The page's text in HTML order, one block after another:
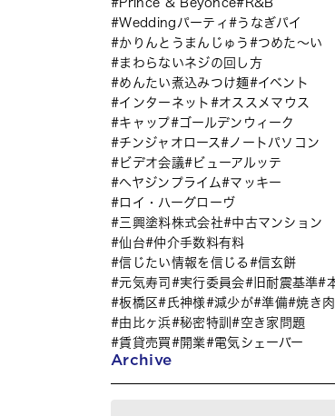
Weddingパーティ
うなぎパイ
かりんとうまんじゅう
つめた～い
まわらないネジの回し方
めんたい煮込みつけ麺
イベント
インターネット
オススメマウス
キャップ
ゴールデンウィーク
チンジャオロース
ノートパソコン
ビデオ会議
ビューアルッテ
ヘヤジンプライム
マッキー
ロイ・ハーグローヴ
三興塗料株式会社
中古マンション
仙台
仲介手数料有料
信じたい情報を信じる
信玄餅
元気寿司
実行委員会 旧耐震基準
板橋区
氏神様 減少が 準備
焼き肉
由比ヶ浜
秘密特訓
空き家問題
賃貸売買
開業 電気シェーバー
Archive